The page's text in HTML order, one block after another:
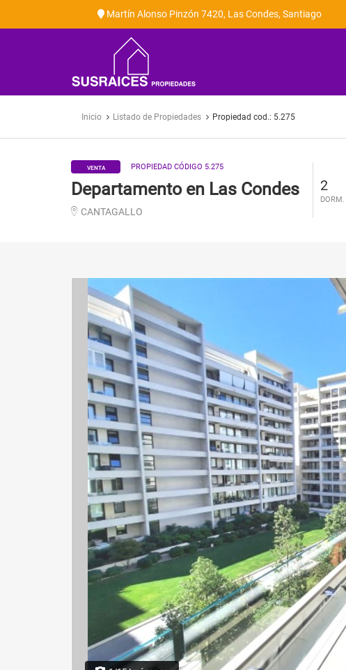
Martín Alonso Pinzón 7420, Las Condes, Santiago
SUSRAICES
Inicio Listado de Propiedades Propiedad cod.: 5.275
VENTA PROPIEDAD CÓDIGO 5.275
Departamento en Las Condes
CANTAGALLO
2
DORM.